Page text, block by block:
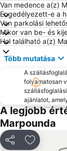
Van medence a(z)
Engedélyezett-e a
Van parkolási
Mikor van be- és
Hol található a(z)
Több mutatása
A
folyamatosan
ajánlatot,
A legjobb
Marpounda
Megosztás